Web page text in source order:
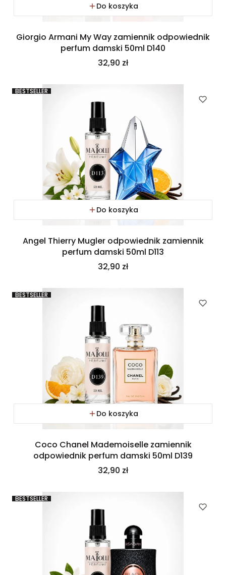
Do koszyka
Giorgio Armani My Way zamiennik odpowiednik
perfum damski 50ml D140
Cena
32,90 zł
BESTSELLER
Do koszyka
Angel Thierry Mugler odpowiednik zamiennik
perfum damski 50ml D113
Cena
32,90 zł
BESTSELLER
Do koszyka
Coco Chanel Mademoiselle zamiennik
odpowiednik perfum damski 50ml D139
Cena
32,90 zł
BESTSELLER